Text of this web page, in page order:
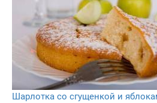
Шарлотка со сгущенкой и